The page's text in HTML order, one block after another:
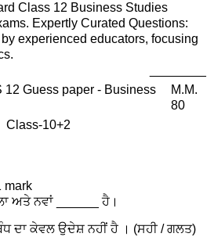
Class 12 Business Studies
Expertly Curated Questions:
experienced educators, focusing
12 Guess paper - Business
M.M.
80
Class-10+2
mark
ਅਤੇ ਨਵਾਂ ______ ਹੈ।
ਦਾ ਕੇਵਲ ਉਦੇਸ਼ ਨਹੀਂ ਹੈ । (ਸਹੀ / ਗਲਤ)